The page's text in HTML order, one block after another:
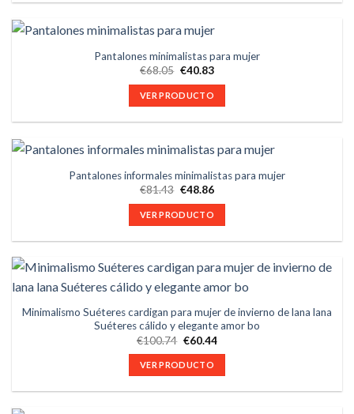
Pantalones minimalistas para mujer
€68.05 €40.83
VER PRODUCTO
Pantalones informales minimalistas para mujer
€81.43 €48.86
VER PRODUCTO
Minimalismo Suéteres cardigan para mujer de invierno de lana lana
Suéteres cálido y elegante amor bo
€100.74 €60.44
VER PRODUCTO